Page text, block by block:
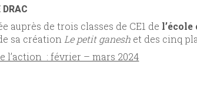
DRAC
auprès de trois classes de CE1 de
sa création Le petit ganesh et des cinq
l’action : février – mars 2024